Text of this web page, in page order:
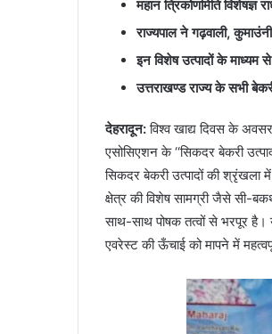
महान त्रिकोणमिति विशेषज्ञ
राज्यपाल ने गढ़वाली,
इन विशेष उत्पादों के माध्यम
उत्तराखण्ड राज्य के सभी
देहरादून:विश्व खाद्य दिवस के
एसोसिएशन के ‘‘सिकदर बेकरी
सिकदर बेकरी उत्पादों की श्रृंखला
क्षेत्र की विशेष सामग्री जैसे सी-
साथ-साथ पोषक तत्वों से भरपूर है।
एवरेस्ट की ऊँचाई को मापने में